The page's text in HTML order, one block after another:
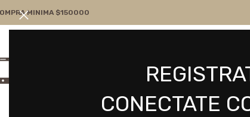
CONECTATE
MINIMA $150000
ventas@frvr.com.ar